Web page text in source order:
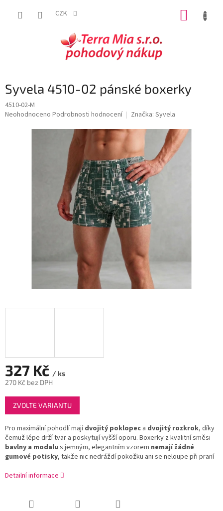
CZK
Syvela 4510-02 pánské boxerky
4510-02-M
Průměrné
Neohodnoceno Podrobnosti hodnocení Značka: Syvela
327 Kč / ks
270 Kč bez DPH
Měrná
cena:
ZVOLTE VARIANTU
Pro maximální pohodlí majídvojitý poklopec a dvojitý rozkrok, díky
čemuž lépe drží tvar a poskytují vyšší oporu. Boxerky z kvalitní směsi
bavlny a modalu s jemným, elegantním vzorem nemají žádné
gumové potisky, takže nic nedráždí pokožku ani se neloupe při praní
Detailní informace